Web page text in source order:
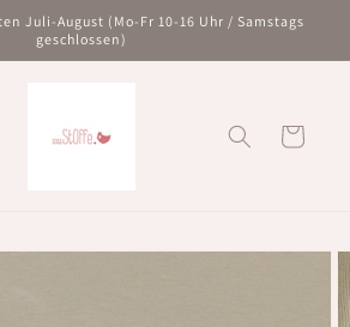
Juli-August (Mo-Fr 10-16 Uhr / Samstags
geschlossen)
Warenkorb